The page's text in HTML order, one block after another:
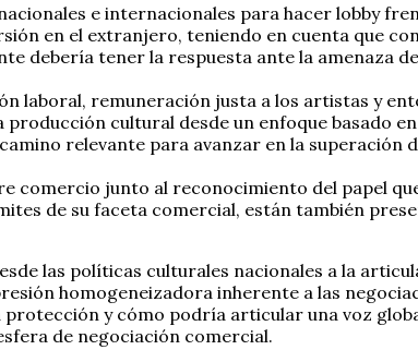
e internacionales para hacer lobby
en el extranjero, teniendo en cuenta que
debería tener la respuesta ante la amenaza
laboral, remuneración justa a los artistas y
cultural desde un enfoque basado
relevante para avanzar en la superación
comercio junto al reconocimiento del papel
de su faceta comercial, están también
las políticas culturales nacionales a la
homogeneizadora inherente a las
y cómo podría articular una voz
de negociación comercial.